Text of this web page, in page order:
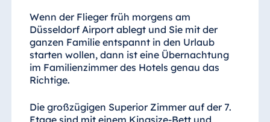
Wenn der Flieger früh morgens am
Düsseldorf Airport ablegt und Sie mit der
ganzen Familie entspannt in den Urlaub
starten wollen, dann ist eine Übernachtung
im Familienzimmer des Hotels genau das
Richtige.
Die großzügigen Superior Zimmer auf der 7.
Etage sind mit einem Kingsize-Bett und